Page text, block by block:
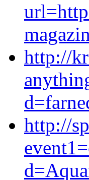
http://
http://